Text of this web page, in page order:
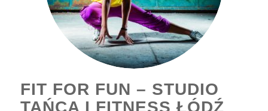
FIT FOR FUN – STUDIO
TAŃCA I FITNESS ŁÓDŹ